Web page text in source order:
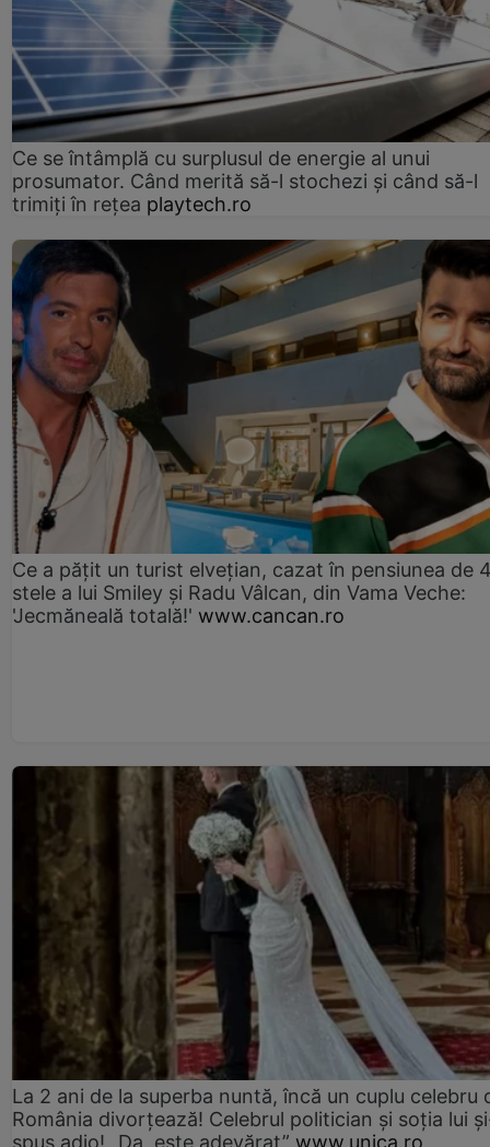
Ce se întâmplă cu surplusul de energie al unui
prosumator. Când merită să-l stochezi și când să-l
trimiți în rețea playtech.ro
Ce a pățit un turist elvețian, cazat în pensiunea de
stele a lui Smiley și Radu Vâlcan, din Vama Veche:
'Jecmăneală totală!' www.cancan.ro
La 2 ani de la superba nuntă, încă un cuplu celebru
România divorțează! Celebrul politician și soția lui
spus adio! „Da, este adevărat” www.unica.ro